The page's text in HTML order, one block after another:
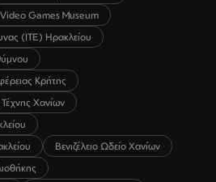
Video Games Museum
(ΙΤΕ) Ηρακλείου
Κρήτης
Χανίων
Βενιζέλειο Ωδείο Χανίων